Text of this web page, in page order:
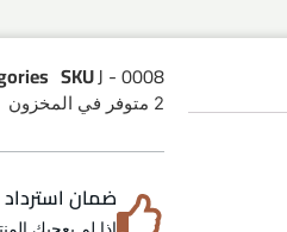
SKUJ - 0008
2 متوفر في المخزون
ضمان استرداد